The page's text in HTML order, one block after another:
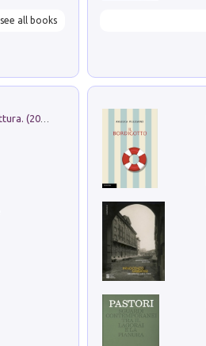
see all books
Dromos. Libro periodico di architettura. (2026). Vol. 15: Post-model